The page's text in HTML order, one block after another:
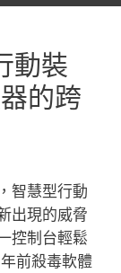
動裝
的跨
智慧型行動
出現的威脅
控制台輕鬆
前殺毒軟體